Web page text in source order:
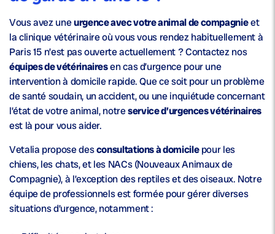
Vous avez uneurgence avec votre animal de compagnieet
la clinique vétérinaire où vous vous rendez habituellement à
Paris 15 n’est pas ouverte actuellement ? Contactez nos
équipes de vétérinairesen cas d’urgence pour une
intervention à domicile rapide. Que ce soit pour un problème
de santé soudain, un accident, ou une inquiétude concernant
l’état de votre animal, notreservice d’urgences vétérinaires
est là pour vous aider.
Vetalia propose desconsultations à domicilepour les
chiens, les chats, et les NACs (Nouveaux Animaux de
Compagnie), à l’exception des reptiles et des oiseaux. Notre
équipe de professionnels est formée pour gérer diverses
situations d’urgence, notamment :